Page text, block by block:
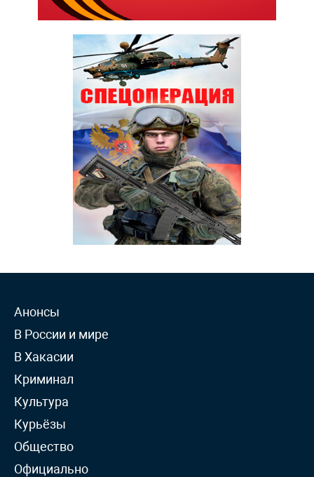
Анонсы
В России и мире
В Хакасии
Криминал
Культура
Курьёзы
Общество
Официально